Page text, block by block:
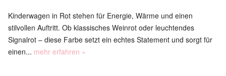
Kinderwagen in Rot stehen für Energie, Wärme und einen
stilvollen Auftritt. Ob klassisches Weinrot oder leuchtendes
Signalrot – diese Farbe setzt ein echtes Statement und sorgt für
einen... mehr erfahren »